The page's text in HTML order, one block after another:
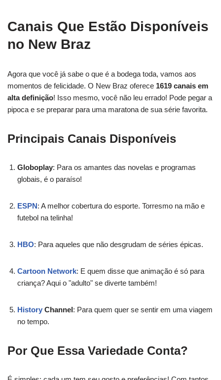
Canais Que Estão Disponíveis
no New Braz
Agora que você já sabe o que é a bodega toda, vamos aos
momentos de felicidade. O New Braz oferece 1619 canais em
alta definição! Isso mesmo, você não leu errado! Pode pegar a
pipoca e se preparar para uma maratona de sua série favorita.
Principais Canais Disponíveis
Globoplay: Para os amantes das novelas e programas
globais, é o paraíso!
ESPN: A melhor cobertura do esporte. Torresmo na mão e
futebol na telinha!
HBO: Para aqueles que não desgrudam de séries épicas.
Cartoon Network: E quem disse que animação é só para
criança? Aqui o "adulto" se diverte também!
History Channel: Para quem quer se sentir em uma viagem
no tempo.
Por Que Essa Variedade Conta?